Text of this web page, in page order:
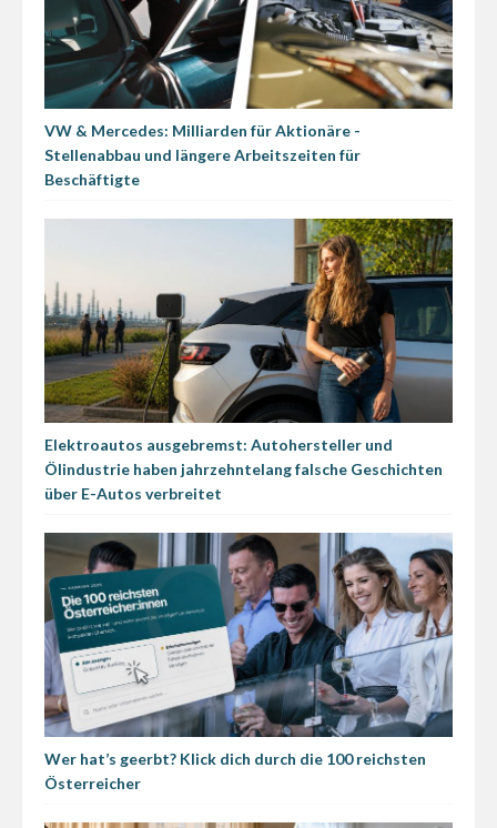
VW & Mercedes: Milliarden für Aktionäre -
Stellenabbau und längere Arbeitszeiten für
Beschäftigte
Elektroautos ausgebremst: Autohersteller und
Ölindustrie haben jahrzehntelang falsche Geschichten
über E-Autos verbreitet
Wer hat’s geerbt? Klick dich durch die 100 reichsten
Österreicher